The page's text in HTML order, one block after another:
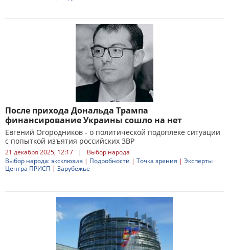
После прихода Дональда Трампа
финансирование Украины сошло на нет
Евгений Огородников - о политической подоплеке ситуации
с попыткой изъятия российских ЗВР
21 декабря 2025, 12:17 |
Выбор народа
Выбор народа: эксклюзив | Подробности | Точка зрения | Эксперты
Центра ПРИСП | Зарубежье